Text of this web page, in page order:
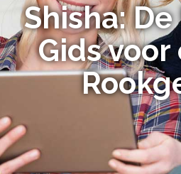
Shisha:
Gids voor